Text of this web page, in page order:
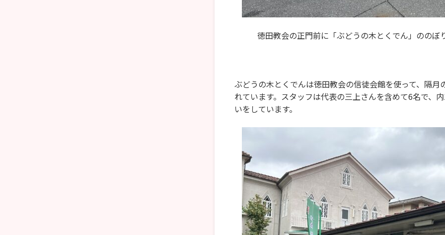
徳田教会の正門前に「ぶどうの木とくでん」ののぼ
ぶどうの木とくでんは徳田教会の信徒会館を使って、隔
れています。スタッフは代表の三上さんを含めて6名で、
いをしています。